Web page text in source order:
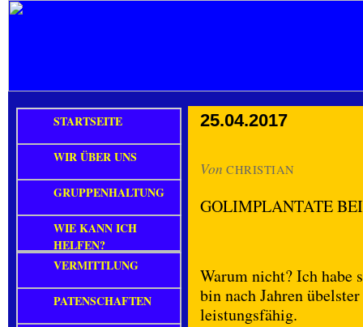
25.04.2017
Von CHRISTIAN
GOLIMPLANTATE
Warum nicht? Ich habe
bin nach Jahren
leistungsfähig.
STARTSEITE
WIR ÜBER UNS
GRUPPENHALTUNG
WIE KANN ICH
HELFEN?
VERMITTLUNG
PATENSCHAFTEN